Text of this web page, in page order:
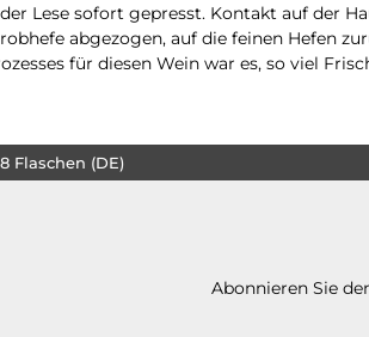
Lese sofort gepresst. Kontakt auf der
abgezogen, auf die feinen Hefen
für diesen Wein war es, so viel
Flaschen (DE)
Abonnieren Sie